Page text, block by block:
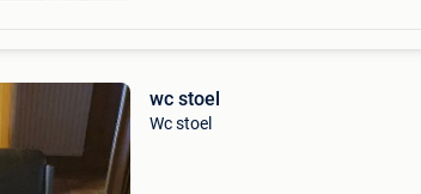
wc stoel
Wc stoel